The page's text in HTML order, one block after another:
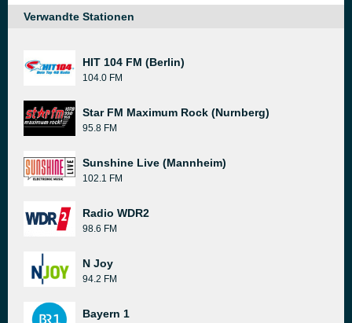
Verwandte Stationen
HIT 104 FM (Berlin)
104.0 FM
Star FM Maximum Rock (Nurnberg)
95.8 FM
Sunshine Live (Mannheim)
102.1 FM
Radio WDR2
98.6 FM
N Joy
94.2 FM
Bayern 1